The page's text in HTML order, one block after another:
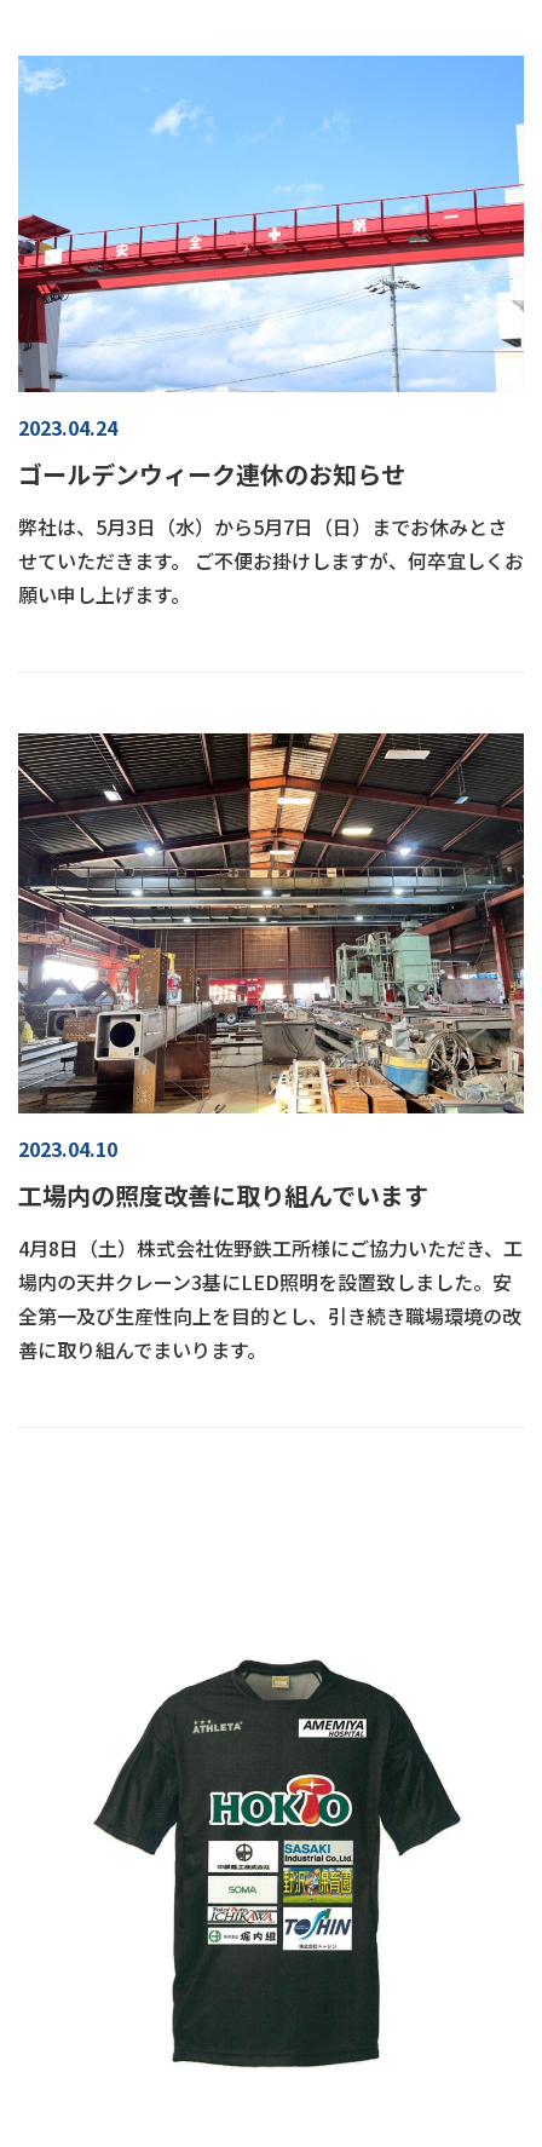
2023.04.24
ゴールデンウィーク連休のお知らせ
弊社は、5月3日（水）から5月7日（日）までお休みとさ
せていただきます。 ご不便お掛けしますが、何卒宜しくお
願い申し上げます。
2023.04.10
工場内の照度改善に取り組んでいます
4月8日（土）株式会社佐野鉄工所様にご協力いただき、工
場内の天井クレーン3基にLED照明を設置致しました。安
全第一及び生産性向上を目的とし、引き続き職場環境の改
善に取り組んでまいります。